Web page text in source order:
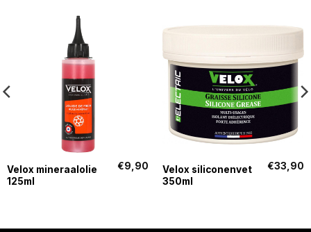
Velox mineraalolie
125ml
€9,90
Velox siliconenvet
350ml
€33,90